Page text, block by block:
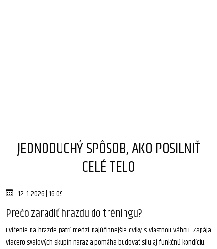
JEDNODUCHÝ SPÔSOB, AKO POSILNIŤ
CELÉ TELO
12. 1. 2026 | 16:09
Prečo zaradiť hrazdu do tréningu?
Cvičenie na hrazde patrí medzi najúčinnejšie cviky s vlastnou váhou. Zapája
viacero svalových skupín naraz a pomáha budovať silu aj funkčnú kondíciu.